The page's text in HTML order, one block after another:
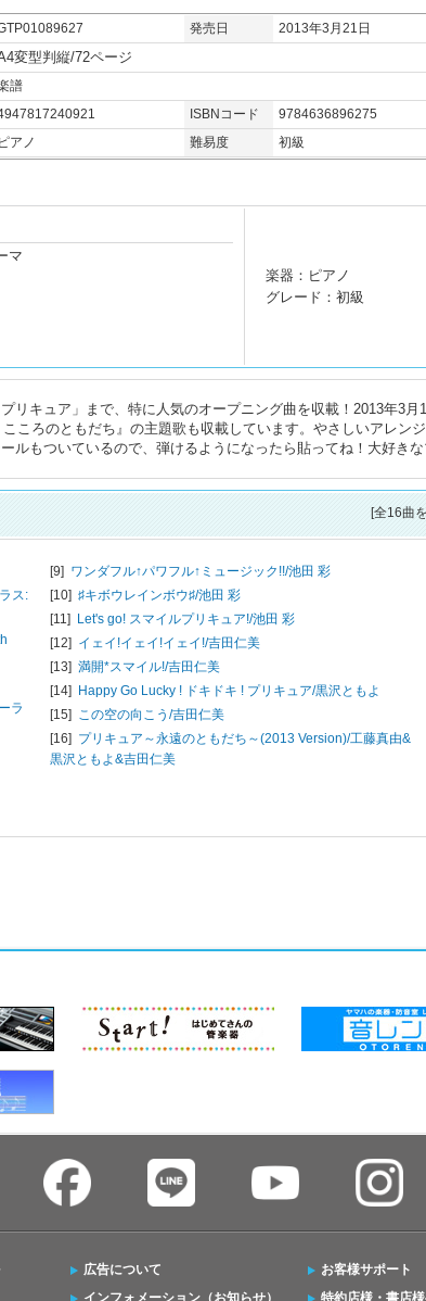
発売日
2013年3月21日
変型判縦/72ページ
譜
ISBNコード
9784636896275
ピアノ 難易度 初級
マ
楽器：ピアノ
グレード：初級
リキュア」まで、特に人気のオープニング曲を収載！2013年3月
ころのともだち』の主題歌も収載しています。やさしいアレン
ルもついているので、弾けるようになったら貼ってね！大好き
[全16曲
ス:
ラ
[9] ワンダフル↑パワフル↑ミュージック!!/池田 彩
[10] ♯キボウレインボウ♯/池田 彩
[11] Let's go! スマイルプリキュア!/池田 彩
[12] イェイ!イェイ!イェイ!/吉田仁美
[13] 満開*スマイル!/吉田仁美
[14] Happy Go Lucky ! ドキドキ ! プリキュア/黒沢ともよ
[15] この空の向こう/吉田仁美
[16] プリキュア～永遠のともだち～(2013 Version)/工藤真由&
黒沢ともよ&吉田仁美
広告について
インフォメーション（お知らせ）
お客様サポート
特約店様・書店